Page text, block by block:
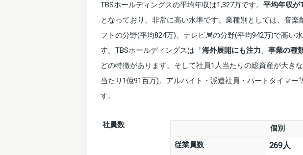
TBSホールディングスの平均年収は1,327万です。 平均年収が
となっており、非常に高い水準です。業種別としては、音楽
フトの分野(平均824万)、テレビ局の分野(平均942万)で高い
す。TBSホールディングスは「海外展開にも注力、 事業の種
どの特徴があります。そして社員1人当たりの総資産が大き
当たり1億91百万)。アルバイト・派遣社員・パートタイマ
す。
社員数 個別
従業員数
269人